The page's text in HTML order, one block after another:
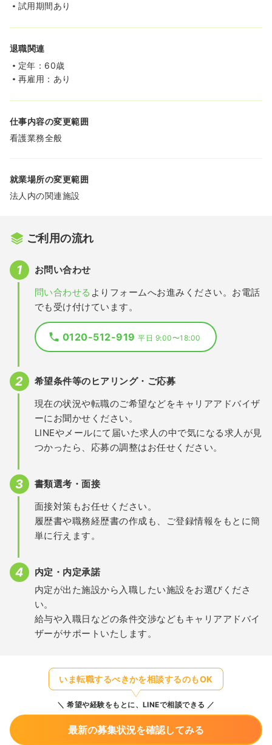
試用期間あり
退職関連
定年：60歳
再雇用：あり
仕事内容の変更範囲
看護業務全般
就業場所の変更範囲
法人内の関連施設
ご利用の流れ
お問い合わせ
問い合わせる よりフォームへお進みください。お電話
でも受け付けています。
0120-512-919平日 9:00〜18:00
希望条件等のヒアリング・ご応募
現在の状況や転職のご希望などをキャリアアドバイザ
ーにお聞かせください。
LINEやメールにて届いた求人の中で気になる求人が見
つかったら、応募の調整はお任せください。
書類選考・面接
面接対策もお任せください。
履歴書や職務経歴書の作成も、ご登録情報をもとに簡
単に行えます。
内定・内定承諾
内定が出た施設から入職したい施設をお選びくださ
い。
給与や入職日などの条件交渉などもキャリアアドバイ
ザーがサポートいたします。
いま転職するべきかを相談するのもOK
希望や経験をもとに、LINEで相談できる
最新の募集状況を確認してみる